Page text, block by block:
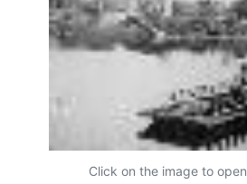
Click on the image to